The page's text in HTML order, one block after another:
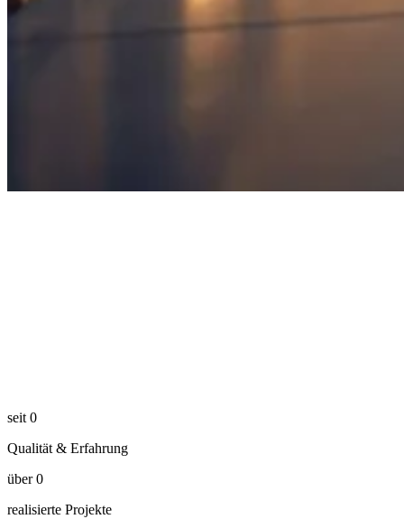
seit 0
Qualität & Erfahrung
über 0
realisierte Projekte